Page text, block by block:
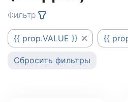
Фильтр
{{ prop.VALUE }} {{
Сбросить фильтры